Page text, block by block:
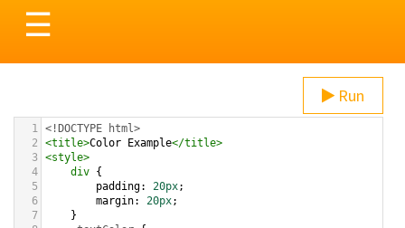
Toggle
navigation
☰
Run
1 <!DOCTYPE html>
2
<title>Color Example</title>
3 <style>
4
div {
5
padding: 20px;
6
margin: 20px;
7
}